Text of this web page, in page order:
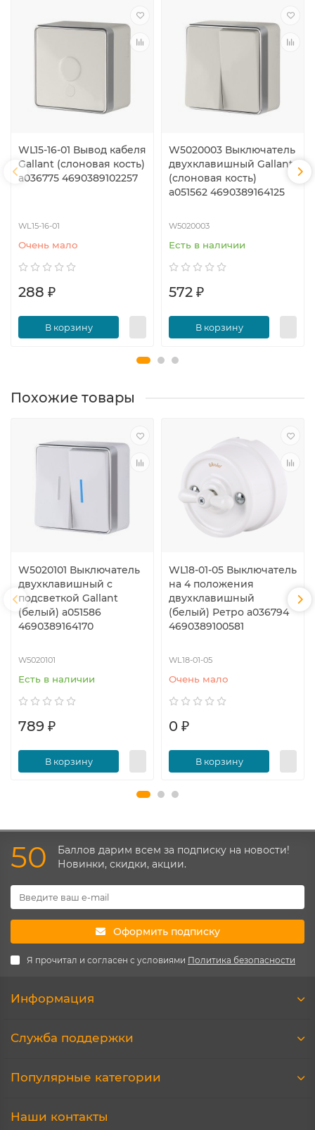
WL15-16-01 Вывод кабеля
Gallant (слоновая кость)
a036775 4690389102257
WL15-16-01
Очень мало
288 ₽
В корзину
W5020003 Выключатель
двухклавишный Gallant
(слоновая кость)
a051562 4690389164125
W5020003
Есть в наличии
572 ₽
В корзину
Похожие товары
W5020101 Выключатель
двухклавишный с
подсветкой Gallant
(белый) a051586
4690389164170
W5020101
Есть в наличии
789 ₽
В корзину
WL18-01-05 Выключатель
на 4 положения
двухклавишный
(белый) Ретро a036794
4690389100581
WL18-01-05
Очень мало
0 ₽
В корзину
50
Баллов дарим всем за подписку на новости!
Новинки, скидки, акции.
Оформить подписку
Я прочитал и согласен с условиями Политика безопасности
Информация
Служба поддержки
Популярные категории
Наши контакты